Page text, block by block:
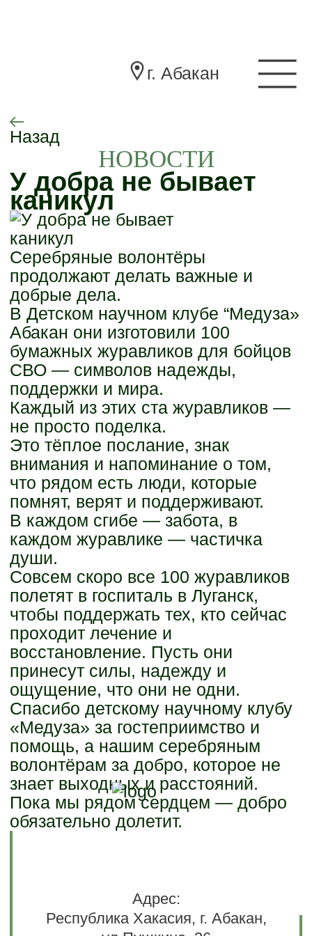
г. Абакан
Назад
НОВОСТИ
У добра не бывает
каникул
Серебряные волонтёры
продолжают делать важные и
добрые дела.
В Детском научном клубе “Медуза»
Абакан они изготовили 100
бумажных журавликов для бойцов
СВО — символов надежды,
поддержки и мира.
Каждый из этих ста журавликов —
не просто поделка.
Это тёплое послание, знак
внимания и напоминание о том,
что рядом есть люди, которые
помнят, верят и поддерживают.
В каждом сгибе — забота, в
каждом журавлике — частичка
души.
Совсем скоро все 100 журавликов
полетят в госпиталь в Луганск,
чтобы поддержать тех, кто сейчас
проходит лечение и
восстановление. Пусть они
принесут силы, надежду и
ощущение, что они не одни.
Спасибо детскому научному клубу
«Медуза» за гостеприимство и
помощь, а нашим серебряным
волонтёрам за добро, которое не
знает выходных и расстояний.
Пока мы рядом сердцем — добро
обязательно долетит.
Адрес:
Республика Хакасия, г. Абакан,